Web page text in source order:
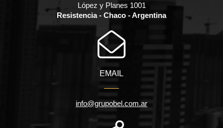
López y Planes 1001
Resistencia - Chaco - Argentina
EMAIL
info@grupobel.com.ar